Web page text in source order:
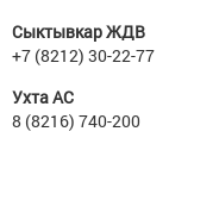
Сыктывкар ЖДВ
+7 (8212) 30-22-77
Ухта АС
8 (8216) 740-200